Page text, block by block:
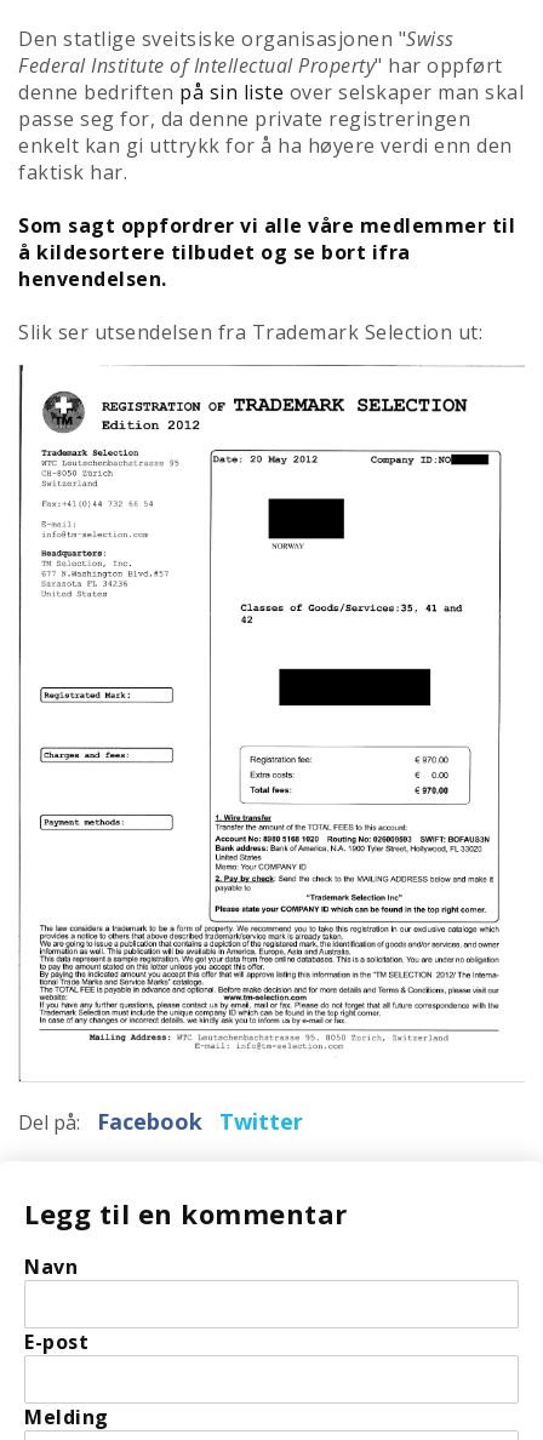
Den statlige sveitsiske organisasjonen "Swiss
Federal Institute of Intellectual Property" har oppført
denne bedriften på sin liste over selskaper man skal
passe seg for, da denne private registreringen
enkelt kan gi uttrykk for å ha høyere verdi enn den
faktisk har.
Som sagt oppfordrer vi alle våre medlemmer til
å kildesortere tilbudet og se bort ifra
henvendelsen.
Slik ser utsendelsen fra Trademark Selection ut:
Del på: Facebook Twitter
Legg til en kommentar
Navn
E-post
Melding